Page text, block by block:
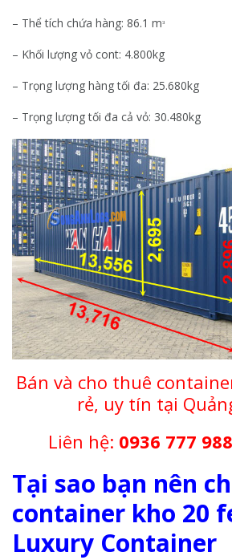
– Thể tích chứa hàng: 86.1 mᶟ
– Khối lượng vỏ cont: 4.800kg
– Trọng lượng hàng tối đa: 25.680kg
– Trọng lượng tối đa cả vỏ: 30.480kg
Bán và cho thuê
rẻ, uy tín tại
Liên hệ: 0936 777
Tại sao bạn nên
container kho 20
Luxury Container